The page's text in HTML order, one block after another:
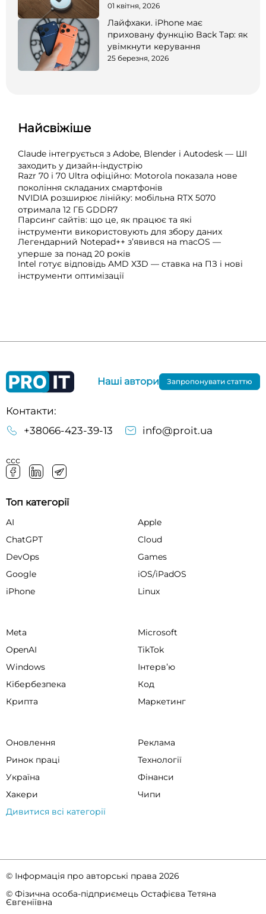
01 квітня, 2026
Лайфхаки. iPhone має
приховану функцію Back Tap: як
увімкнути керування
25 березня, 2026
Найсвіжіше
Claude інтегрується з Adobe, Blender і Autodesk — ШІ
заходить у дизайн-індустрію
Razr 70 і 70 Ultra офіційно: Motorola показала нове
покоління складаних смартфонів
NVIDIA розширює лінійку: мобільна RTX 5070
отримала 12 ГБ GDDR7
Парсинг сайтів: що це, як працює та які
інструменти використовують для збору даних
Легендарний Notepad++ з’явився на macOS —
уперше за понад 20 років
Intel готує відповідь AMD X3D — ставка на ПЗ і нові
інструменти оптимізації
Контакти:
+38066-423-39-13
info@proit.ua
ссс
Наші автори Запропонувати статтю
Топ категорії
AI
Apple
ChatGPT
Cloud
DevOps
Games
Google
iOS/iPadOS
iPhone
Linux
Meta
Microsoft
OpenAI
TikTok
Windows
Інтервʼю
Кібербезпека
Код
Крипта
Маркетинг
Оновлення
Реклама
Ринок праці
Технології
Україна
Фінанси
Хакери
Чипи
Дивитися всі категорії
© Інформація про авторські права 2026
© Фізична особа-підприємець Остафієва Тетяна
Євгеніївна